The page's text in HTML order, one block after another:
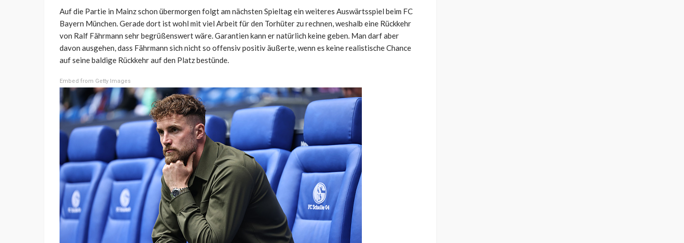
Auf die Partie in Mainz schon übermorgen folgt am nächsten Spieltag ein weiteres Auswärtsspiel beim FC
Bayern München. Gerade dort ist wohl mit viel Arbeit für den Torhüter zu rechnen, weshalb eine Rückkehr
von Ralf Fährmann sehr begrüßenswert wäre. Garantien kann er natürlich keine geben. Man darf aber
davon ausgehen, dass Fährmann sich nicht so offensiv positiv äußerte, wenn es keine realistische Chance
auf seine baldige Rückkehr auf den Platz bestünde.
Embed from Getty Images